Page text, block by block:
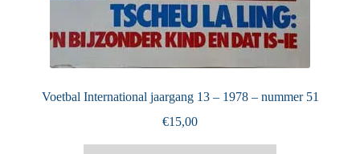
Voetbal International jaargang 13 – 1978 – nummer 51
€15,00